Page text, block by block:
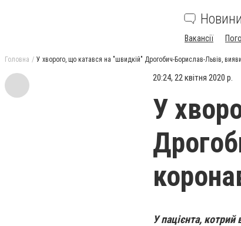
Новини
Вакансії
Головна У хворого, що катався на "швидкій" Дрогобич-Борислав-Львів,
20:24, 22 квітня 2020 р.
У
У пацієнта,